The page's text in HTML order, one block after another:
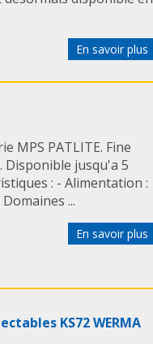
En savoir plus
MPS PATLITE. Fine
Disponible jusqu'a 5
: - Alimentation :
...
En savoir plus
KS72 WERMA